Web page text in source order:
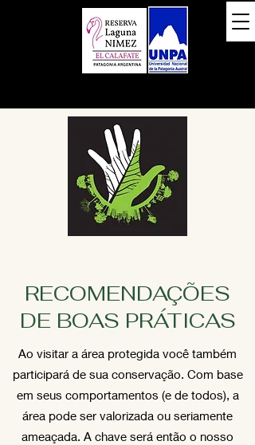
RECOMENDAÇÕES
DE BOAS PRÁTICAS
Ao visitar a área protegida você também
participará de sua conservação. Com base
em seus comportamentos (e de todos), a
área pode ser valorizada ou seriamente
ameaçada. A chave será então o nosso